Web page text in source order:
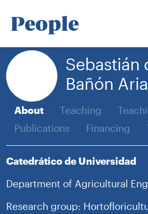
People
Sebastián
Bañón
About Teaching
Publications
Financing
Catedrático de Universidad
Department of Agricultural
Research group: